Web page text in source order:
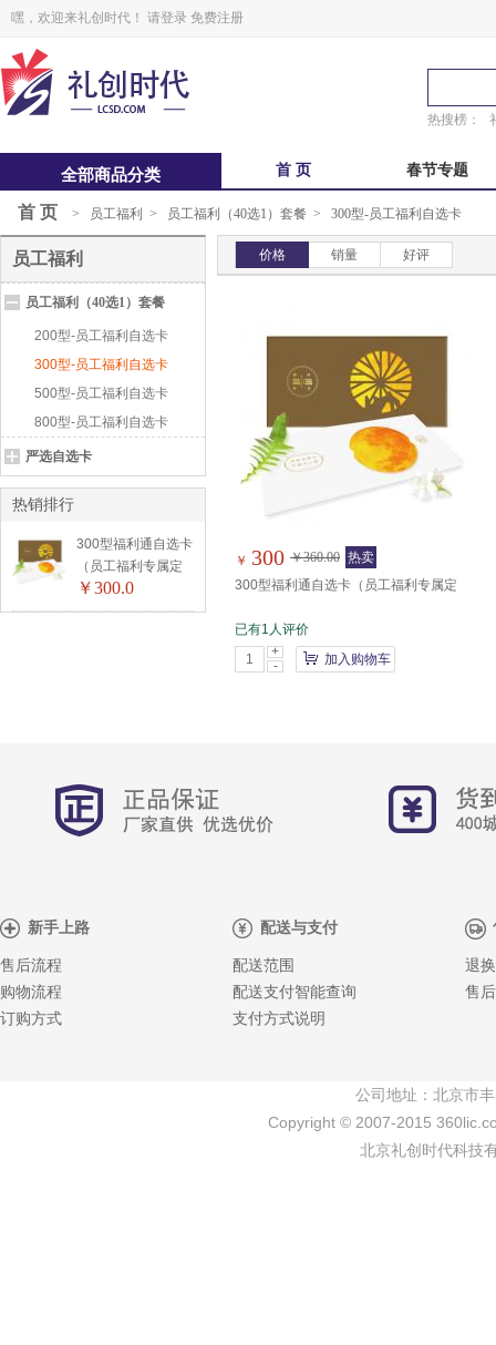
嘿，欢迎来礼创时代！ 请登录 免费注册
热搜榜：
全部商品分类 首 页 春节专题
中秋福卡 中秋自选册
锋味 粽子礼盒
首 页 > 员工福利 > 员工福利（40选1）套餐 > 300型-员工福利自选卡
价格 销量 好评
￥ 300 ￥360.00 热卖
300型福利通自选卡（员工福利专属定
已有1人评价
+
-
加入购物车
员工福利
员工福利（40选1）套餐
200型-员工福利自选卡
300型-员工福利自选卡
500型-员工福利自选卡
800型-员工福利自选卡
严选自选卡
热销排行
300型福利通自选卡
（员工福利专属定
制）
￥300.0
新手上路
售后流程
购物流程
订购方式
配送与支付
配送范围
配送支付智能查询
支付方式说明
退
售
公司地址：北京市
Copyright © 2007-2015
北京礼创时代科技